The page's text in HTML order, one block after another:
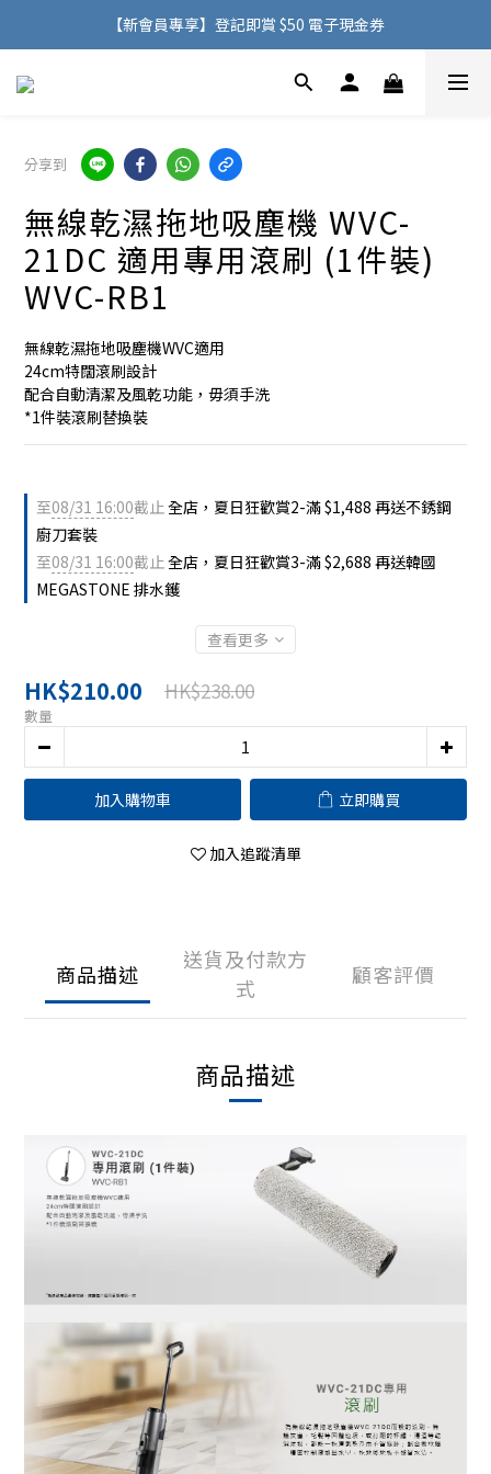
購物滿 HK$500，即可免費享用香港地區送貨服務
【新會員專享】登記即賞 $50 電子現金券
購物滿 HK$500，即可免費享用香港地區送貨服務
分享到
無線乾濕拖地吸塵機 WVC-
21DC 適用專用滾刷 (1件裝)
WVC-RB1
無線乾濕拖地吸塵機WVC適用
24cm特闊滾刷設計
配合自動清潔及風乾功能，毋須手洗
*1件裝滾刷替換裝
至08/31 16:00截止全店，夏日狂歡賞2-滿 $1,488 再送不銹鋼
廚刀套裝
至08/31 16:00截止全店，夏日狂歡賞3-滿 $2,688 再送韓國
MEGASTONE 排水鑊
查看更多
HK$210.00 HK$238.00
數量
加入購物車 立即購買
加入追蹤清單
商品描述
送貨及付款方
式
顧客評價
商品描述